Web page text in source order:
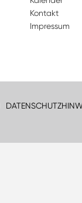
Kontakt
Impressum